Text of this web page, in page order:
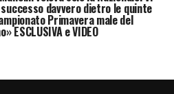
davvero dietro le quinte
Primavera male del
ESCLUSIVA e VIDEO